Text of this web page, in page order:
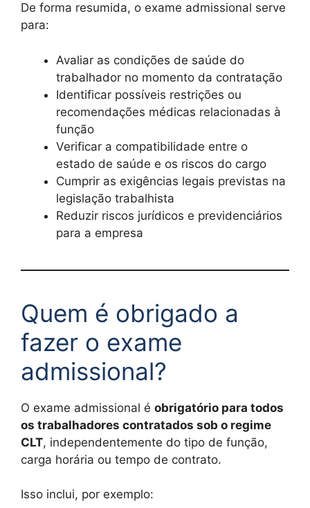
De forma resumida, o exame admissional serve
para:
Avaliar as condições de saúde do
trabalhador no momento da contratação
Identificar possíveis restrições ou
recomendações médicas relacionadas à
função
Verificar a compatibilidade entre o
estado de saúde e os riscos do cargo
Cumprir as exigências legais previstas na
legislação trabalhista
Reduzir riscos jurídicos e previdenciários
para a empresa
Quem é obrigado a
fazer o exame
admissional?
O exame admissional é obrigatório para todos
os trabalhadores contratados sob o regime
CLT, independentemente do tipo de função,
carga horária ou tempo de contrato.
Isso inclui, por exemplo: